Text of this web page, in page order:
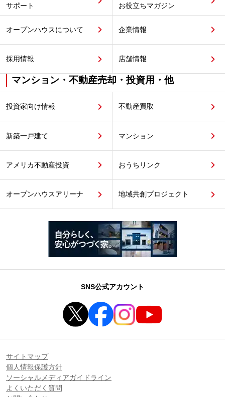
サポート
お役立ちマガジン
オープンハウスについて 企業情報
採用情報 店舗情報
マンション・不動産売却・投資用・他
投資家向け情報 不動産買取
新築一戸建て マンション
アメリカ不動産投資 おうちリンク
オープンハウスアリーナ 地域共創プロジェクト
SNS公式アカウント
サイトマップ
個人情報保護方針
ソーシャルメディアガイドライン
よくいただく質問